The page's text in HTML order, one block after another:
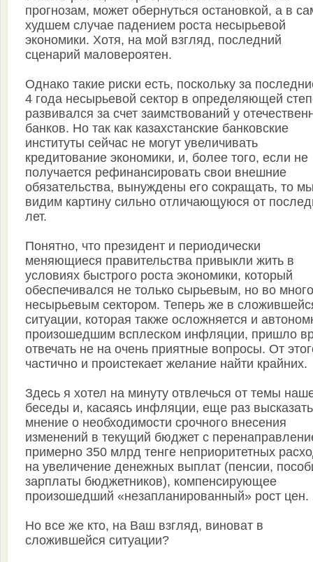
прогнозам, может обернуться остановкой, а в
худшем случае падением роста несырьевой
экономики. Хотя, на мой взгляд, последний
сценарий маловероятен.
Однако такие риски есть, поскольку за
4 года несырьевой сектор в определяющей
развивался за счет заимствований у
банков. Но так как казахстанские банковские
институты сейчас не могут увеличивать
кредитование экономики, и, более того, если не
получается рефинансировать свои внешние
обязательства, вынуждены его сокращать, то
видим картину сильно отличающуюся от
лет.
Понятно, что президент и периодически
меняющиеся правительства привыкли жить в
условиях быстрого роста экономики, который
обеспечивался не только сырьевым, но во
несырьевым сектором. Теперь же в
ситуации, которая также осложняется и
произошедшим всплеском инфляции, пришло
отвечать не на очень приятные вопросы. От
частично и проистекает желание найти крайних.
Здесь я хотел на минуту отвлечься от темы
беседы и, касаясь инфляции, еще раз высказать
мнение о необходимости срочного внесения
изменений в текущий бюджет с
примерно 350 млрд тенге неприоритетных
на увеличение денежных выплат (пенсии,
зарплаты бюджетников), компенсирующее
произошедший «незапланированный» рост цен.
Но все же кто, на Ваш взгляд, виноват в
сложившейся ситуации?